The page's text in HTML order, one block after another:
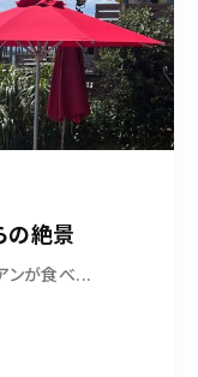
の絶景
ンが食べ...